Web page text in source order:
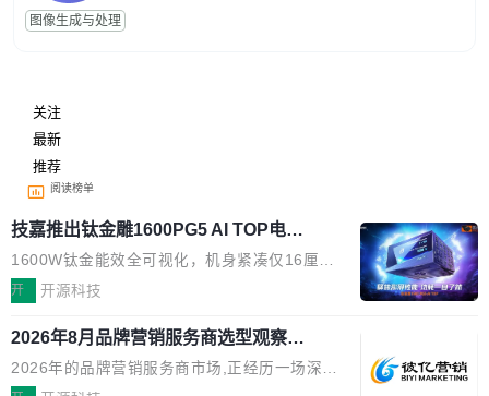
图像生成与处理
关注
最新
推荐
阅读榜单
技嘉推出钛金雕1600PG5 AI TOP电
源：为发烧级主机与本地AI算力打造旗
舰供电方案
1600W钛金能效全可视化，机身紧凑仅16厘米
继2026台北电脑展首度亮相后，技嘉科技近日正
电源专为发烧级DIY主机与本地AI算力平台打
造，整机长度仅16厘米，提供1600W额定功率
与80PLUS钛金能效；支持ATX 3.1与PCIe 5.1
开 开源科技
2026年8月品牌营销服务商选型观察：
从流量思维到品牌资产思维的范式转移
2026年的品牌营销服务商市场,正经历一场深刻